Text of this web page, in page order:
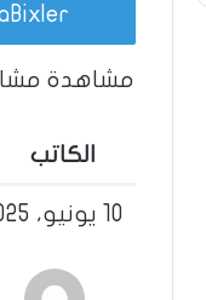
مشاهدة
الكاتب
10 يونيو، 2025 الساعة 3:33 م